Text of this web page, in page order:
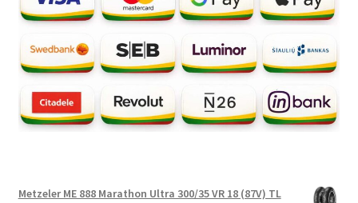
Metzeler ME 888 Marathon Ultra 300/35 VR 18 (87V) TL